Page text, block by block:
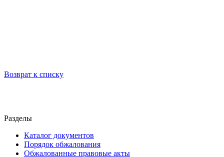
Возврат к списку
Разделы
Каталог документов
Порядок обжалования
Обжалованные правовые акты